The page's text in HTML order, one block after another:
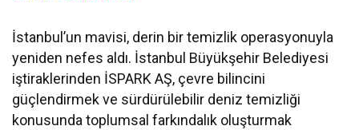
İstanbul’un mavisi, derin bir temizlik operasyonuyla
yeniden nefes aldı. İstanbul Büyükşehir Belediyesi
iştiraklerinden İSPARK AŞ, çevre bilincini
güçlendirmek ve sürdürülebilir deniz temizliği
konusunda toplumsal farkındalık oluşturmak